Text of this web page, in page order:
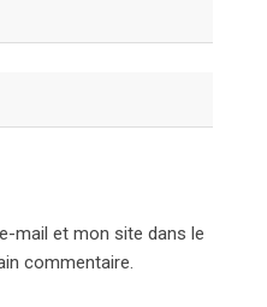
mail et mon site dans le
commentaire.